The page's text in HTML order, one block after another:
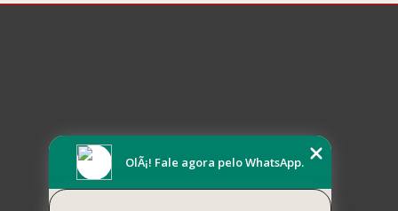
OlÃ¡! Fale agora pelo WhatsApp.